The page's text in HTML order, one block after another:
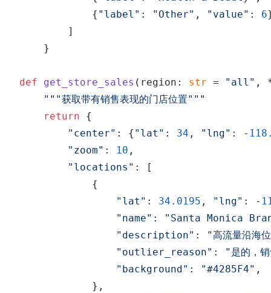
            {
"label" : "Other" , "value" : 6
        ]
    }
def get_store_sales ( region: str = "all" ,
"""获取带有销售表现的门店位置"""
return {
"center" : { "lat" : 34 , "lng" : -
"zoom" : 10 ,
"locations" : [
            {
"lat" : 34.0195 , "lng" : -
"name" :
"Santa Monica
"description" :
"高流量沿海
"outlier_reason" :
"是的，
"background" : "#4285F4"
            },